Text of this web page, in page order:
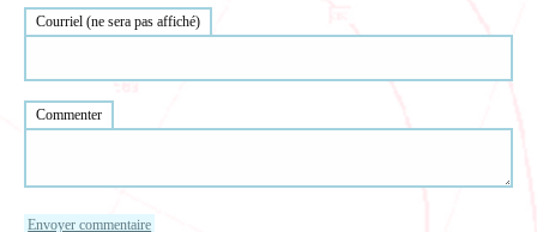
Courriel (ne sera pas affiché)
Commenter